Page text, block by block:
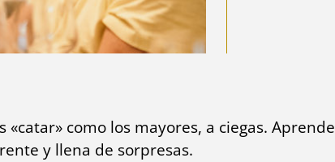
como los mayores, a ciegas.
y llena de sorpresas.